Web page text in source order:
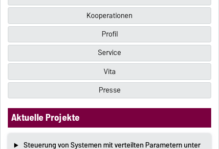
Kooperationen
Profil
Service
Vita
Presse
Aktuelle Projekte
Steuerung von Systemen mit verteilten Parametern unter